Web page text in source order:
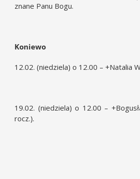
znane Panu Bogu.
Koniewo
12.02. (niedziela) o 12.00 – +Natalia
19.02. (niedziela) o 12.00 –
rocz.).